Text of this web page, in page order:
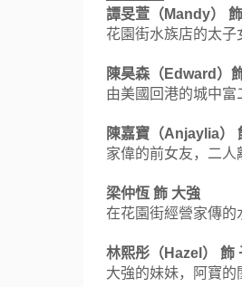
譚旻萱（ Mandy）
花園街水族店的太子
陳昊森（ Edward ）
由美國回港的城中富
陳嘉寶（Anjaylia）
家偉的前女友，二人
梁仲恆 飾 大強
在花園街經營家傳的
林熙彤（ Hazel ） 飾
大強的妹妹，阿寶的